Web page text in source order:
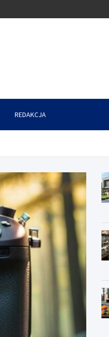
REDAKCJA